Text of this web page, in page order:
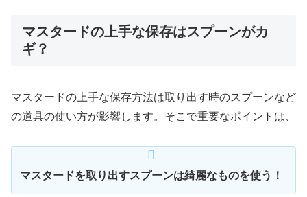
マスタードの上手な保存はスプーンがカ
ギ？
マスタードの上手な保存方法は取り出す時のスプーンなど
の道具の使い方が影響します。そこで重要なポイントは、
マスタードを取り出すスプーンは綺麗なものを使う！